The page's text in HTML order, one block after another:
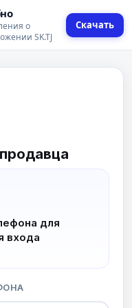
о
SK.TJ
Скачать
для
входа